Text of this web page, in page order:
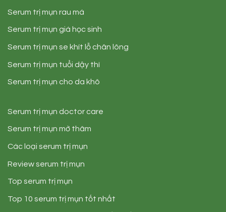
Serum trị mụn rau má
Serum trị mụn giá học sinh
Serum trị mụn se khít lỗ chân lông
Serum trị mụn tuổi dậy thì
Serum trị mụn cho da khô
Serum trị mụn doctor care
Serum trị mụn mờ thâm
Các loại serum trị mụn
Review serum trị mụn
Top serum trị mụn
Top 10 serum trị mụn tốt nhất